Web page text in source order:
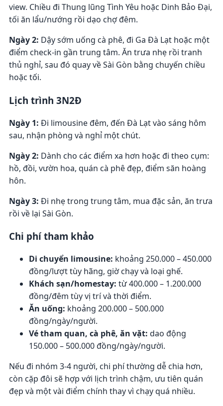
view. Chiều đi Thung lũng Tình Yêu hoặc Dinh Bảo Đại,
tối ăn lẩu/nướng rồi dạo chợ đêm.
Ngày 2: Dậy sớm uống cà phê, đi Ga Đà Lạt hoặc một
điểm check-in gần trung tâm. Ăn trưa nhẹ rồi tranh
thủ nghỉ, sau đó quay về Sài Gòn bằng chuyến chiều
hoặc tối.
Lịch trình 3N2Đ
Ngày 1: Đi limousine đêm, đến Đà Lạt vào sáng hôm
sau, nhận phòng và nghỉ một chút.
Ngày 2: Dành cho các điểm xa hơn hoặc đi theo cụm:
hồ, đồi, vườn hoa, quán cà phê đẹp, điểm săn hoàng
hôn.
Ngày 3: Đi nhẹ trong trung tâm, mua đặc sản, ăn trưa
rồi về lại Sài Gòn.
Chi phí tham khảo
Di chuyển limousine: khoảng 250.000 – 450.000
đồng/lượt tùy hãng, giờ chạy và loại ghế.
Khách sạn/homestay: từ 400.000 – 1.200.000
đồng/đêm tùy vị trí và thời điểm.
Ăn uống: khoảng 200.000 – 500.000
đồng/ngày/người.
Vé tham quan, cà phê, ăn vặt: dao động
150.000 – 500.000 đồng/ngày/người.
Nếu đi nhóm 3-4 người, chi phí thường dễ chia hơn,
còn cặp đôi sẽ hợp với lịch trình chậm, ưu tiên quán
đẹp và một vài điểm chính thay vì chạy quá nhiều.